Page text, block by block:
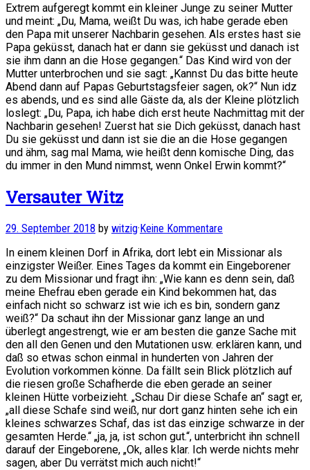
Extrem aufgeregt kommt ein kleiner Junge zu seiner Mutter
und meint: „Du, Mama, weißt Du was, ich habe gerade eben
den Papa mit unserer Nachbarin gesehen. Als erstes hast sie
Papa geküsst, danach hat er dann sie geküsst und danach ist
sie ihm dann an die Hose gegangen.“ Das Kind wird von der
Mutter unterbrochen und sie sagt: „Kannst Du das bitte heute
Abend dann auf Papas Geburtstagsfeier sagen, ok?“ Nun idz
es abends, und es sind alle Gäste da, als der Kleine plötzlich
loslegt: „Du, Papa, ich habe dich erst heute Nachmittag mit der
Nachbarin gesehen! Zuerst hat sie Dich geküsst, danach hast
Du sie geküsst und dann ist sie die an die Hose gegangen
und ähm, sag mal Mama, wie heißt denn komische Ding, das
du immer in den Mund nimmst, wenn Onkel Erwin kommt?“
Versauter Witz
29. September 2018 by witzig·Keine Kommentare
In einem kleinen Dorf in Afrika, dort lebt ein Missionar als
einzigster Weißer. Eines Tages da kommt ein Eingeborener
zu dem Missionar und fragt ihn: „Wie kann es denn sein, daß
meine Ehefrau eben gerade ein Kind bekommen hat, das
einfach nicht so schwarz ist wie ich es bin, sondern ganz
weiß?“ Da schaut ihn der Missionar ganz lange an und
überlegt angestrengt, wie er am besten die ganze Sache mit
den all den Genen und den Mutationen usw. erklären kann, und
daß so etwas schon einmal in hunderten von Jahren der
Evolution vorkommen könne. Da fällt sein Blick plötzlich auf
die riesen große Schafherde die eben gerade an seiner
kleinen Hütte vorbeizieht. „Schau Dir diese Schafe an“ sagt er,
„all diese Schafe sind weiß, nur dort ganz hinten sehe ich ein
kleines schwarzes Schaf, das ist das einzige schwarze in der
gesamten Herde.“ „ja, ja, ist schon gut.“, unterbricht ihn schnell
darauf der Eingeborene, „Ok, alles klar. Ich werde nichts mehr
sagen, aber Du verrätst mich auch nicht!“